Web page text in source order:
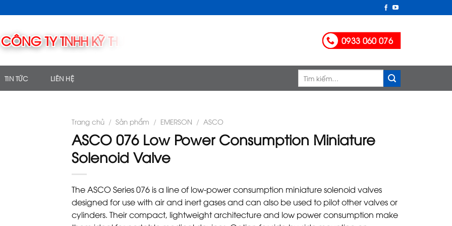
0933 060 076
TIN TỨC LIÊN HỆ
Tìm
kiếm:
Trang chủ / Sản phẩm / EMERSON / ASCO
ASCO 076 Low Power Consumption Miniature
Solenoid Valve
The ASCO Series 076 is a line of low-power consumption miniature solenoid valves
designed for use with air and inert gases and can also be used to pilot other valves or
cylinders. Their compact, lightweight architecture and low power consumption make